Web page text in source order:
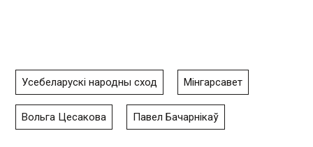
Усебеларускі народны сход Мінгарсавет
Вольга Цесакова Павел Бачарнікаў